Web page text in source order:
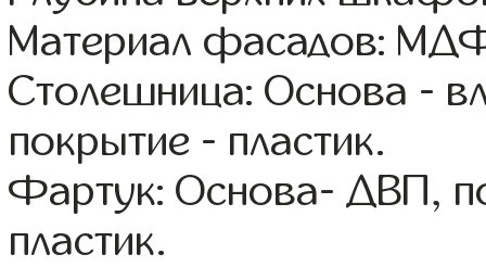
Материал фасадов:
Столешница: Основа -
покрытие - пластик.
Фартук: Основа- ДВП,
пластик.